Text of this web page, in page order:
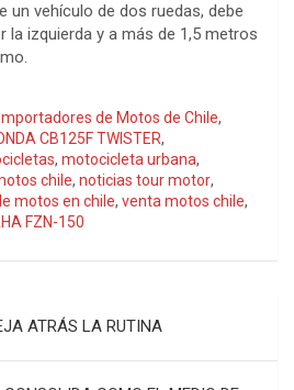
un vehículo de dos ruedas, debe
la izquierda y a más de 1,5 metros
de Motos de Chile,
CB125F TWISTER,
, motocicleta urbana,
chile, noticias tour motor,
motos en chile, venta motos chile,
FZN-150
ATRÁS LA RUTINA